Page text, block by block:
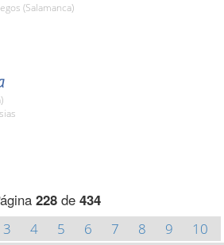
(Salamanca)
228de 434
3 4 5 6 7 8 9
10